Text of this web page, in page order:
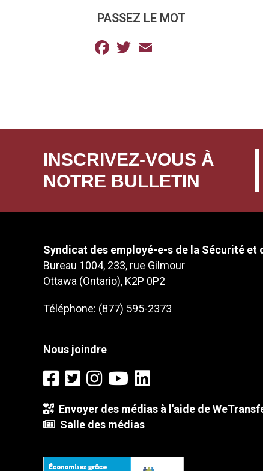
PASSEZ LE MOT
Facebook
Twitter
INSCRIVEZ-VOUS À
NOTRE BULLETIN
Syndicat des employé-e-s de la Sécurité et
Bureau 1004, 233, rue Gilmour
Ottawa (Ontario), K2P 0P2
Téléphone: (877) 595-2373
Nous joindre
Envoyer des médias à l'aide de
Salle des médias